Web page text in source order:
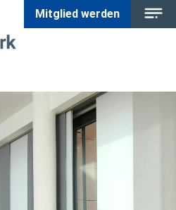
Mitglied werden